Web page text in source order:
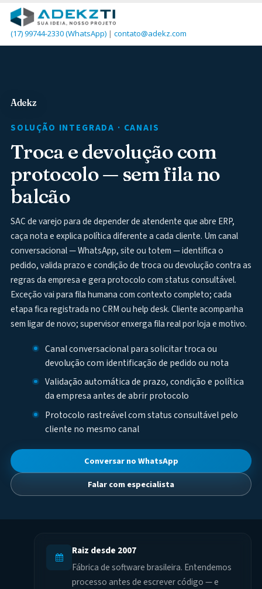
(17) 99744-2330(WhatsApp) | contato@adekz.com
Adekz
SOLUÇÃO INTEGRADA · CANAIS
Troca e devolução com
protocolo — sem fila no
balcão
SAC de varejo para de depender de atendente que abre ERP,
caça nota e explica política diferente a cada cliente. Um canal
conversacional — WhatsApp, site ou totem — identifica o
pedido, valida prazo e condição de troca ou devolução contra as
regras da empresa e gera protocolo com status consultável.
Exceção vai para fila humana com contexto completo; cada
etapa fica registrada no CRM ou help desk. Cliente acompanha
sem ligar de novo; supervisor enxerga fila real por loja e motivo.
Canal conversacional para solicitar troca ou
devolução com identificação de pedido ou nota
Validação automática de prazo, condição e política
da empresa antes de abrir protocolo
Protocolo rastreável com status consultável pelo
cliente no mesmo canal
Conversar no WhatsApp
Falar com especialista
Raiz desde 2007
Fábrica de software brasileira. Entendemos
processo antes de escrever código — e